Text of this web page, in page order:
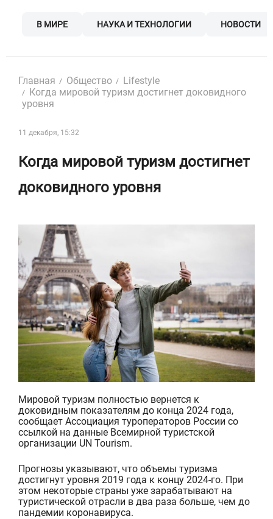
В МИРЕ НАУКА И ТЕХНОЛОГИИ НОВОСТИ
Главная Общество
Lifestyle
Когда мировой туризм достигнет доковидного
уровня
11 декабря, 15:32
Когда мировой туризм достигнет
доковидного уровня
Мировой туризм полностью вернется к
доковидным показателям до конца 2024 года,
сообщает Ассоциация туроператоров России со
ссылкой на данные Всемирной туристской
организации UN Tourism.
Прогнозы указывают, что объемы туризма
достигнут уровня 2019 года к концу 2024-го. При
этом некоторые страны уже зарабатывают на
туристической отрасли в два раза больше, чем до
пандемии коронавируса.